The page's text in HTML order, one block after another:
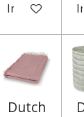
In winkelwagen
Dutch